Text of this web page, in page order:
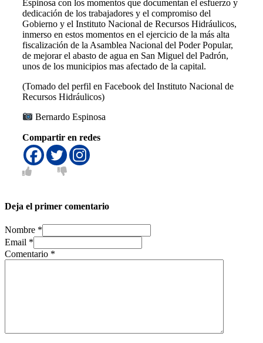
Espinosa con los momentos que documentan el esfuerzo y
dedicación de los trabajadores y el compromiso del
Gobierno y el Instituto Nacional de Recursos Hidráulicos,
inmerso en estos momentos en el ejercicio de la más alta
fiscalización de la Asamblea Nacional del Poder Popular,
de mejorar el abasto de agua en San Miguel del Padrón,
unos de los municipios mas afectado de la capital.
(Tomado del perfil en Facebook del Instituto Nacional de
Recursos Hidráulicos)
Bernardo Espinosa
Compartir en redes
Deja el primer comentario
Nombre *
Email *
Comentario *